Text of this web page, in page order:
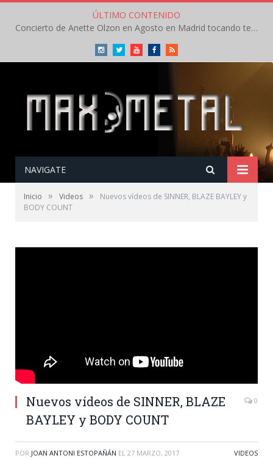
ÚLTIMO CONTENIDO
Concierto de Anette Olzon en Agosto en Madrid tocando temas de Nightwish
InstagramTwitterYoutubeFacebookRSS
NAVIGATE
Inicio » Videos »
Nuevos vídeos de SINNER, BLAZE BAYLEY y
BODY COUNT
Nuevos vídeos de SINNER, BLAZE
BAYLEY y BODY COUNT
0
POR JOAN ANTONI ESTOPAÑÁN EL 27 MARZO, 2017 VIDEOS